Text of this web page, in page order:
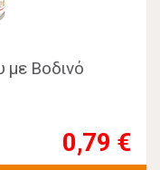
με Βοδινό
0,79 €